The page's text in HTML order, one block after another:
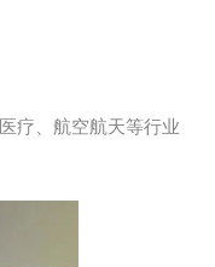
疗、航空航天等行业